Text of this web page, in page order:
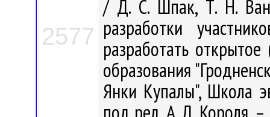
2577
/ Д. С. Шпак, Т. Н.
разработки
разработать
образования
Янки Купалы", Школа